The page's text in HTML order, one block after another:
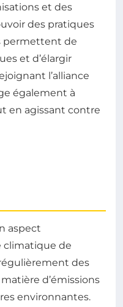
et des
des pratiques
permettent de
et d’élargir
l’alliance
également à
en agissant contre
aspect
climatique de
des
d’émissions
environnantes.